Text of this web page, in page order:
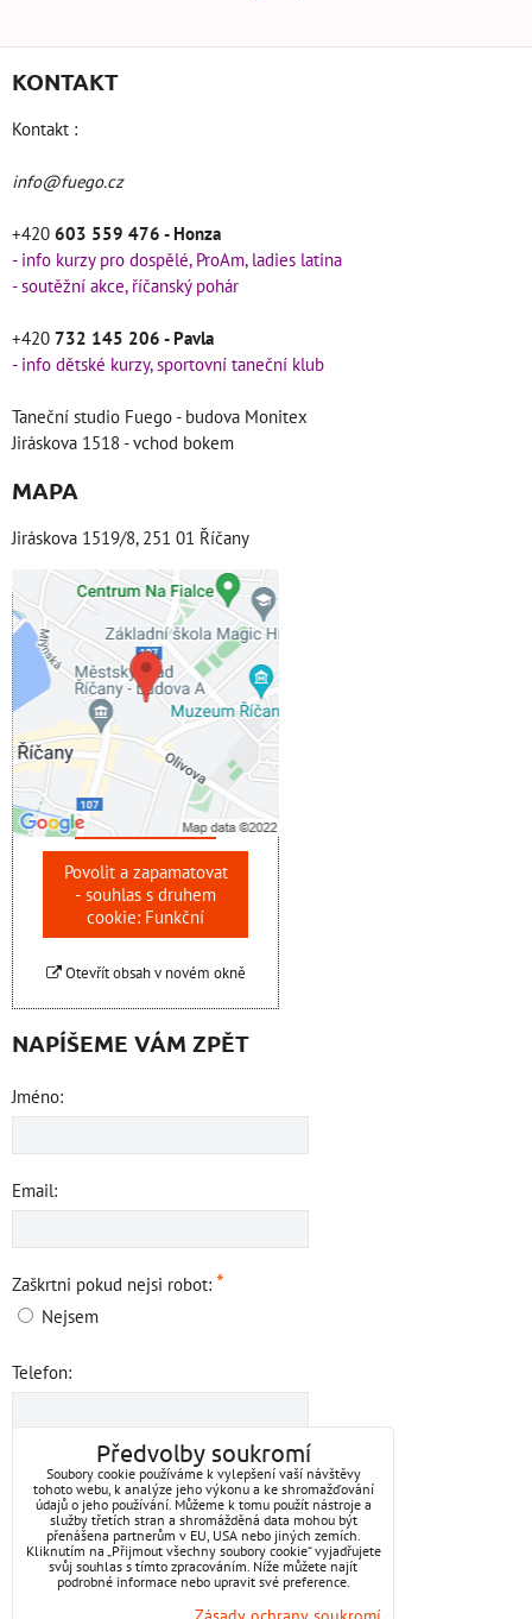
KONTAKT
Kontakt :
info@fuego.cz
+420 603 559 476 - Honza
- info kurzy pro dospělé, ProAm, ladies latina
- soutěžní akce, říčanský pohár
+420 732 145 206 - Pavla
- info dětské kurzy, sportovní taneční klub
Taneční studio Fuego - budova Monitex
Jiráskova 1518 - vchod bokem
MAPA
Jiráskova 1519/8, 251 01 Říčany
Externí obsah je
blokován Volbami
soukromí
Přejete si načíst externí
obsah?
Povolit jednou
Povolit a zapamatovat
- souhlas s druhem
cookie: Funkční
Otevřít obsah v novém okně
NAPÍŠEME VÁM ZPĚT
Jméno:
Email:
Zaškrtni pokud nejsi robot: *
Nejsem
Telefon:
Váš vzkaz: Předvolby soukromí
Soubory cookie používáme k vylepšení vaší návštěvy
tohoto webu, k analýze jeho výkonu a ke shromažďování
údajů o jeho používání. Můžeme k tomu použít nástroje a
služby třetích stran a shromážděná data mohou být
přenášena partnerům v EU, USA nebo jiných zemích.
Kliknutím na „Přijmout všechny soubory cookie“ vyjadřujete
svůj souhlas s tímto zpracováním. Níže můžete najít
podrobné informace nebo upravit své preference.